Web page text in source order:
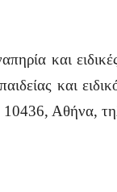
και
και
Αθήνα,